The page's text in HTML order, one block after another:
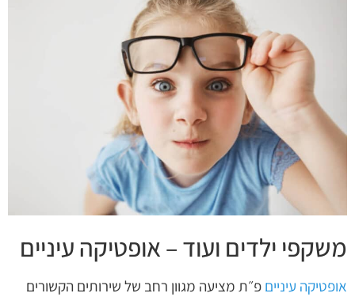
משקפי ילדים ועוד – אופטיקה עיניים
אופטיקה עיניים פ״ת מציעה מגוון רחב של שירותים הקשורים